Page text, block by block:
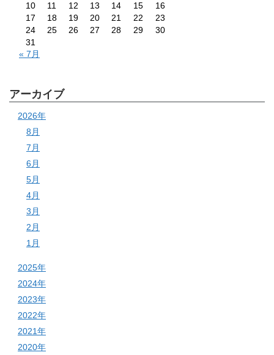
10
11 12 13 14 15
16
17
18 19 20 21 22
23
24
25 26 27 28 29
30
31
« 7月
アーカイブ
2026年
8月
7月
6月
5月
4月
3月
2月
1月
2025年
2024年
2023年
2022年
2021年
2020年